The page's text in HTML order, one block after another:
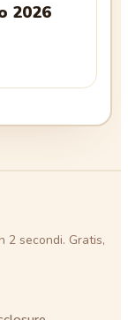
2026
2 secondi. Gratis,